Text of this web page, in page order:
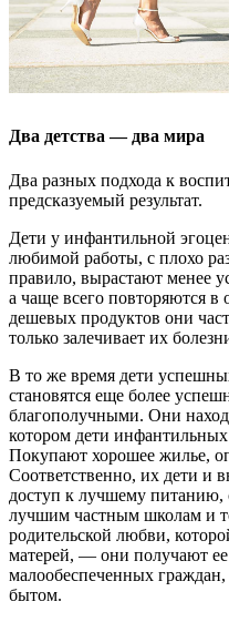
Два детства — два мира
Два разных подхода к
предсказуемый результат.
Дети у инфантильной
любимой работы, с плохо
правило, вырастают менее
а чаще всего повторяются в
дешевых продуктов они
только залечивает их
В то же время дети
становятся еще более
благополучными. Они
котором дети инфантильных
Покупают хорошее жилье,
Соответственно, их дети и
доступ к лучшему питанию,
лучшим частным школам и
родительской любви,
матерей, — они получают
малообеспеченных
бытом.